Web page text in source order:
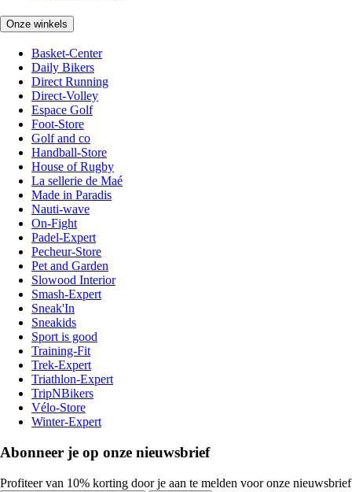
Onze winkels
Basket-Center
Daily Bikers
Direct Running
Direct-Volley
Espace Golf
Foot-Store
Golf and co
Handball-Store
House of Rugby
La sellerie de Maé
Made in Paradis
Nauti-wave
On-Fight
Padel-Expert
Pecheur-Store
Pet and Garden
Slowood Interior
Smash-Expert
Sneak'In
Sneakids
Sport is good
Training-Fit
Trek-Expert
Triathlon-Expert
TripNBikers
Vélo-Store
Winter-Expert
Abonneer je op onze nieuwsbrief
Profiteer van 10% korting door je aan te melden voor onze nieuwsbrief